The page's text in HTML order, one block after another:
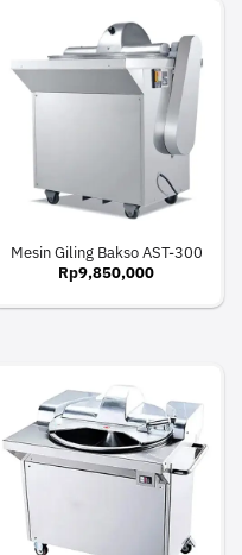
Mesin Giling Bakso AST-300
Rp9,850,000